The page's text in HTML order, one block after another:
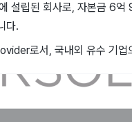
설립된 회사로, 자본금 6
다.
로서, 국내외 유수 기업